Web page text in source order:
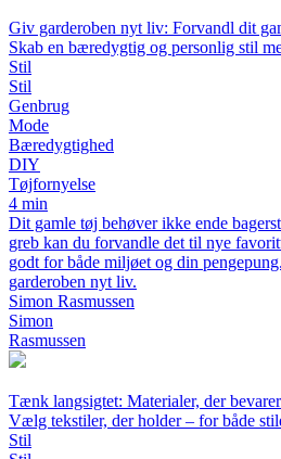
Giv garderoben nyt liv: Forvandl dit
Skab en bæredygtig og personlig stil
Stil
Stil
Genbrug
Mode
Bæredygtighed
DIY
Tøjfornyelse
4 min
Dit gamle tøj behøver ikke ende
greb kan du forvandle det til nye
godt for både miljøet og din
garderoben nyt liv.
Simon Rasmussen
Simon
Rasmussen
Tænk langsigtet: Materialer, der
Vælg tekstiler, der holder – for både
Stil